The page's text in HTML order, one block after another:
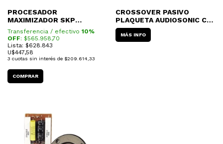
PROCESADOR
MAXIMIZADOR SKP
EXCITTER II
Transferencia / efectivo 10%
OFF: $565.958,70
Lista: $628.843
U$447,58
3 cuotas sin interés de $209.614,33
CROSSOVER PASIVO
PLAQUETA AUDIOSONIC CR-
25 300W
MÁS INFO